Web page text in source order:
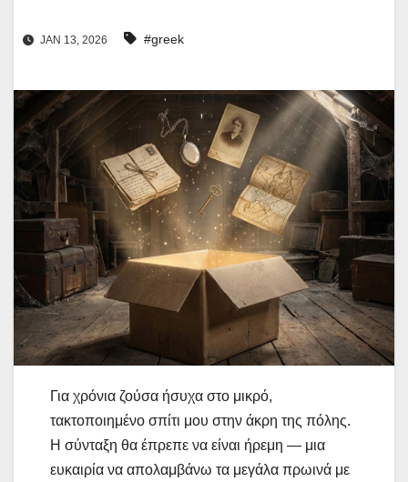
JAN 13, 2026 #greek
Για χρόνια ζούσα ήσυχα στο μικρό,
τακτοποιημένο σπίτι μου στην άκρη της πόλης.
Η σύνταξη θα έπρεπε να είναι ήρεμη — μια
ευκαιρία να απολαμβάνω τα μεγάλα πρωινά με